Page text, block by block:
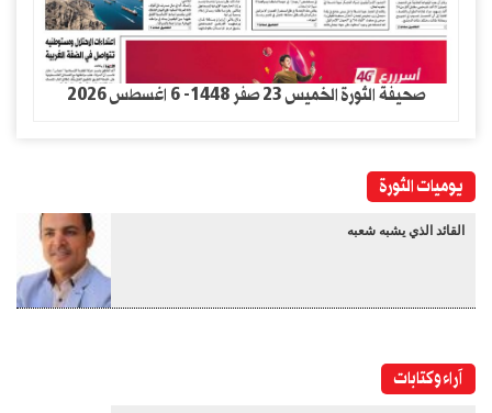
صحيفة الثورة الخميس 23 صفر 1448- 6 اغسطس 2026
يوميات الثورة
القائد الذي يشبه شعبه
آراء وكتابات